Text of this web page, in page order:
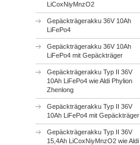
LiCoxNiyMnzO2
Gepäckträgerakku 36V 10Ah
LiFePo4
Gepäckträgerakku 36V 10Ah
LiFePo4 mit Gepäckträger
Gepäckträgerakku Typ II 36V
10Ah LiFePo4 wie Aldi Phylion
Zhenlong
Gepäckträgerakku Typ II 36V
10Ah LiFePo4 mit Gepäckträger
Gepäckträgerakku Typ II 36V
15,4Ah LiCoxNiyMnzO2 wie Aldi